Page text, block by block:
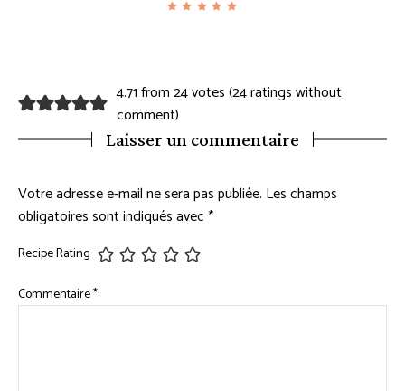
4.71 from 24 votes (24 ratings without
comment)
Laisser un commentaire
Votre adresse e-mail ne sera pas publiée. Les champs
obligatoires sont indiqués avec*
Recipe Rating
Commentaire*